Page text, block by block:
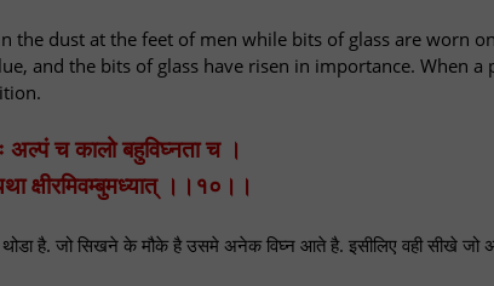
the dust at the feet of men while bits of glass are worn
and the bits of glass have risen in importance. When a
अल्पं च कालो बहुविघ्नता च ।
क्षीरमिवम्बुमध्यात् ।।१०।।
थोडा है. जो सिखने के मौके है उसमे अनेक विघ्न आते है. इसीलिए वही सीखे जो